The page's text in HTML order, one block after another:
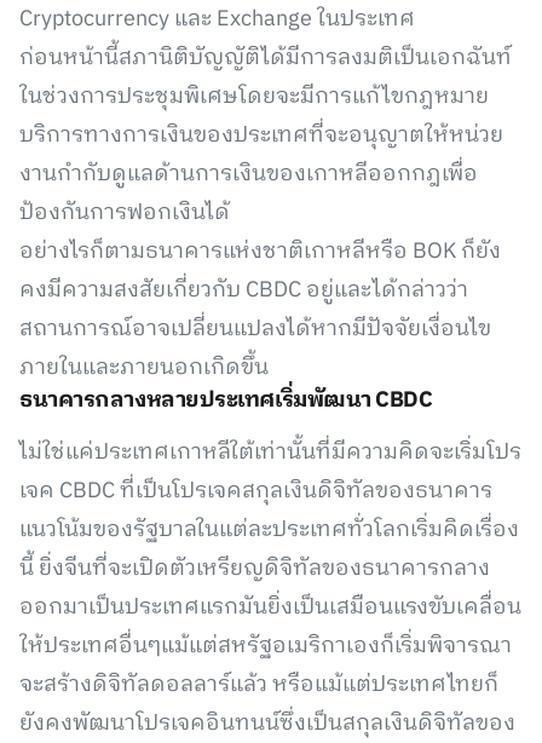
Cryptocurrency และ Exchange ในประเทศ
ก่อนหน้านี้สภานิติบัญญัติได้มีการลงมติเป็นเอกฉันท์
ในช่วงการประชุมพิเศษโดยจะมีการแก้ไขกฎหมาย
บริการทางการเงินของประเทศที่จะอนุญาตให้หน่วย
งานกำกับดูแลด้านการเงินของเกาหลีออกกฎเพื่อ
ป้องกันการฟอกเงินได้
อย่างไรก็ตามธนาคารแห่งชาติเกาหลีหรือ BOK ก็ยัง
คงมีความสงสัยเกี่ยวกับ CBDC อยู่และได้กล่าวว่า
สถานการณ์อาจเปลี่ยนแปลงได้หากมีปัจจัยเงื่อนไข
ภายในและภายนอกเกิดขึ้น
ธนาคารกลางหลายประเทศเริ่มพัฒนา CBDC
ไม่ใช่แค่ประเทศเกาหลีใต้เท่านั้นที่มีความคิดจะเริ่มโปร
เจค CBDC ที่เป็นโปรเจคสกุลเงินดิจิทัลของธนาคาร
แนวโน้มของรัฐบาลในแต่ละประเทศทั่วโลกเริ่มคิดเรื่อง
นี้ ยิ่งจีนที่จะเปิดตัวเหรียญดิจิทัลของธนาคารกลาง
ออกมาเป็นประเทศแรกมันยิ่งเป็นเสมือนแรงขับเคลื่อน
ให้ประเทศอื่นๆแม้แต่สหรัฐอเมริกาเองก็เริ่มพิจารณา
จะสร้างดิจิทัลดอลลาร์แล้ว หรือแม้แต่ประเทศไทยก็
ยังคงพัฒนาโปรเจคอินทนน์ซึ่งเป็นสกุลเงินดิจิทัลของ